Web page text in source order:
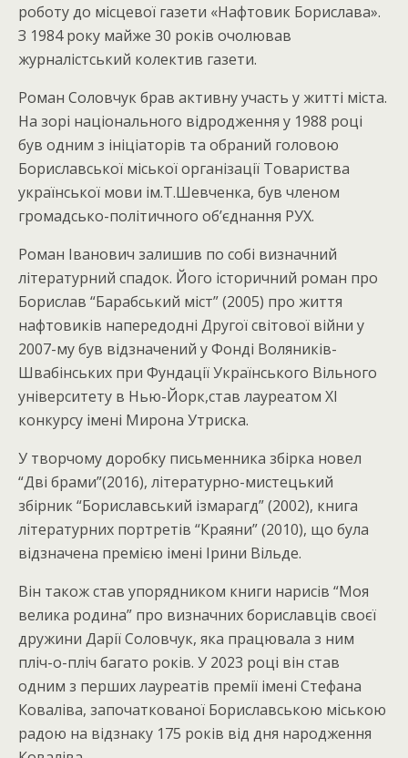
роботу до місцевої газети «Нафтовик Борислава».
З 1984 року майже 30 років очолював
журналістський колектив газети.
Роман Соловчук брав активну участь у житті міста.
На зорі національного відродження у 1988 році
був одним з ініціаторів та обраний головою
Бориславської міської організації Товариства
української мови ім.Т.Шевченка, був членом
громадсько-політичного об’єднання РУХ.
Роман Іванович залишив по собі визначний
літературний спадок. Його історичний роман про
Борислав “Барабський міст” (2005) про життя
нафтовиків напередодні Другої світової війни у
2007-му був відзначений у Фонді Воляників-
Швабінських при Фундації Українського Вільного
університету в Нью-Йорк,став лауреатом XI
конкурсу імені Мирона Утриска.
У творчому доробку письменника збірка новел
“Дві брами”(2016), літературно-мистецький
збірник “Бориславський ізмарагд” (2002), книга
літературних портретів “Краяни” (2010), що була
відзначена премією імені Ірини Вільде.
Він також став упорядником книги нарисів “Моя
велика родина” про визначних бориславців своєї
дружини Дарії Соловчук, яка працювала з ним
пліч-о-пліч багато років. У 2023 році він став
одним з перших лауреатів премії імені Стефана
Коваліва, започаткованої Бориславською міською
радою на відзнаку 175 років від дня народження